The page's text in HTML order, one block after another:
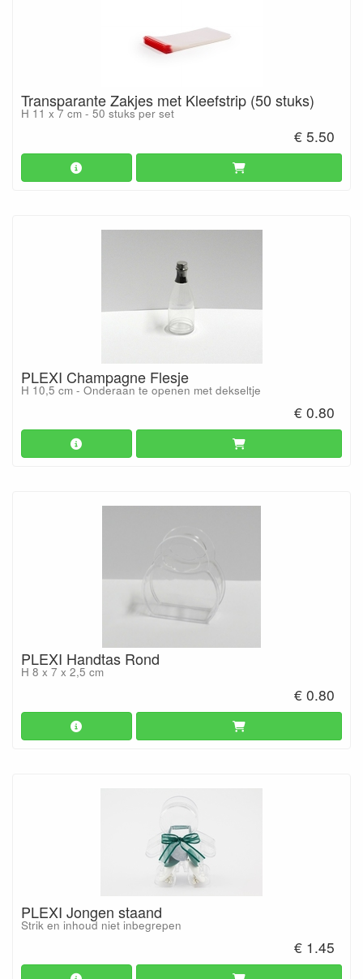
Transparante Zakjes met Kleefstrip (50 stuks)
H 11 x 7 cm - 50 stuks per set
€ 5.50
PLEXI Champagne Flesje
H 10,5 cm - Onderaan te openen met dekseltje
€ 0.80
PLEXI Handtas Rond
H 8 x 7 x 2,5 cm
€ 0.80
PLEXI Jongen staand
Strik en inhoud niet inbegrepen
€ 1.45